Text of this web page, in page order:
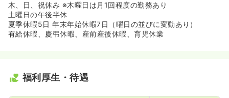
木、日、祝休み ※木曜日は月1回程度の勤務あり
土曜日の午後半休
夏季休暇5日 年末年始休暇7日（曜日の並びに変動あり）
有給休暇、慶弔休暇、産前産後休暇、育児休業
福利厚生・待遇